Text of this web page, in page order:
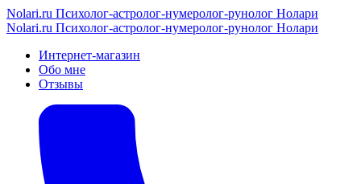
Nolari.ru Психолог-астролог-нумеролог-рунолог Нолари
Nolari.ru Психолог-астролог-нумеролог-рунолог Нолари
Интернет-магазин
Обо мне
Отзывы